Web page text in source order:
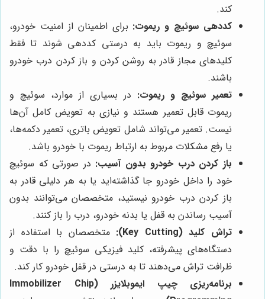
کند.
کددهی سوئیچ و ریموت: برای اطمینان از امنیت خودرو،
سوئیچ و ریموت باید به درستی کددهی شوند تا فقط
کلیدهای مجاز قادر به روشن کردن و باز کردن درب خودرو
باشند.
تعمیر سوئیچ و ریموت: در بسیاری از موارد، سوئیچ و
ریموت قابل تعمیر هستند و نیازی به تعویض کامل آن‌ها
نیست. تعمیر می‌تواند شامل تعویض باتری، تعمیر دکمه‌ها،
یا رفع مشکلات مربوط به ارتباط ریموت با خودرو باشد.
باز کردن درب خودرو بدون آسیب: در صورتی که سوئیچ
خود را داخل خودرو جا گذاشته‌اید یا به هر دلیلی قادر به
باز کردن درب خودرو نیستید، متخصصان می‌توانند بدون
آسیب رساندن به قفل یا بدنه خودرو، درب را باز کنند.
تراش کلید (Key Cutting):
متخصصان با استفاده از
دستگاه‌های پیشرفته، کلید فیزیکی سوئیچ را با دقت و
ظرافت تراش می‌دهند تا به درستی در قفل خودرو کار کند.
برنامه‌ریزی چیپ ایموبلایزر (Immobilizer Chip